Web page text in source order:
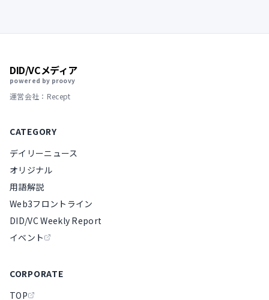
DID/VCメディア
powered by proovy
運営会社：Recept
CATEGORY
デイリーニュース
オリジナル
用語解説
Web3フロントライン
DID/VC Weekly Report
イベント
CORPORATE
TOP